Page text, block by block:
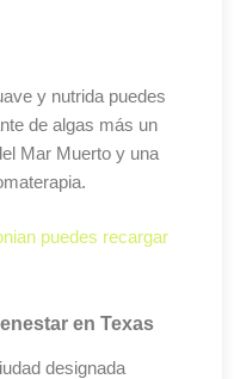
y nutrida puedes
de algas más un
Mar Muerto y una
puedes recargar
en Texas
designada